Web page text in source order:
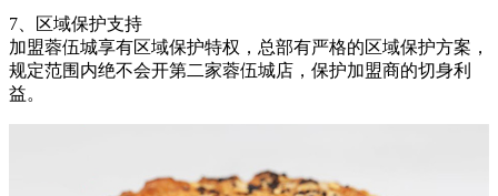
7、区域保护支持
加盟蓉伍城享有区域保护特权，总部有严格的区域保护方案，
规定范围内绝不会开第二家蓉伍城店，保护加盟商的切身利
益。